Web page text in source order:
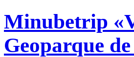
Minubetrip
Geoparque